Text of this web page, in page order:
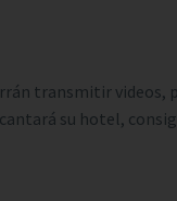
transmitir videos,
su hotel,